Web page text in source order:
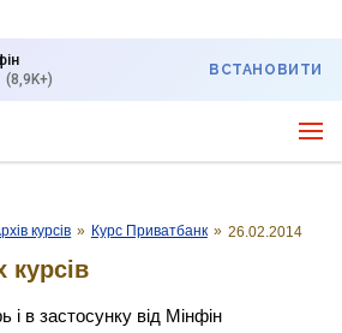
(8,9K+)
ВСТАНОВИТИ
курсів » Курс Приватбанк » 26.02.2014
курсів
і в застосунку від Мінфін